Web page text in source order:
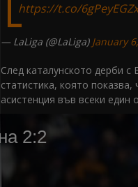
https://t.co/
— LaLiga (@LaLiga) January
След каталунското дерби с
статистика, която показва,
асистенция във всеки един